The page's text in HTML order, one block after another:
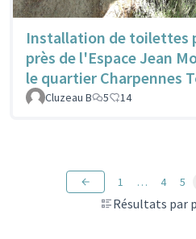
Installation de toilettes
près de l'Espace Jean
le quartier Charpennes
Cluzeau B 5 14
Résultats par
1 … 4 5